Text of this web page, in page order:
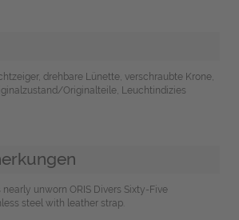
drehbare Lünette, verschraubte Krone,
Originalteile, Leuchtindizies
unworn ORIS Divers Sixty-Five
steel with leather strap.